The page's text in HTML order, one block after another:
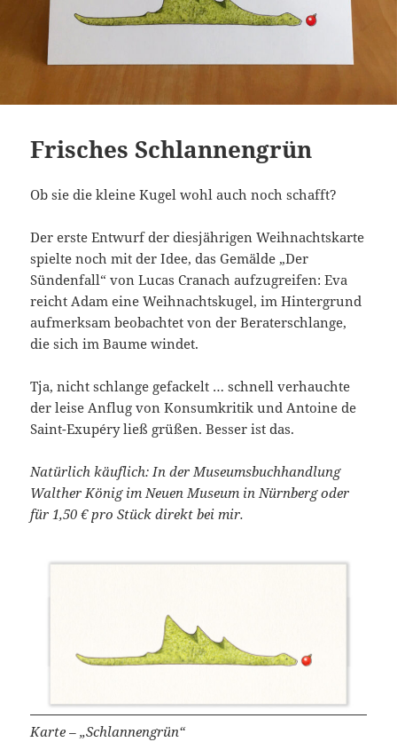
Frisches Schlannengrün
Ob sie die kleine Kugel wohl auch noch schafft?
Der erste Entwurf der diesjährigen Weihnachtskarte
spielte noch mit der Idee, das Gemälde „Der
Sündenfall“ von Lucas Cranach aufzugreifen: Eva
reicht Adam eine Weihnachtskugel, im Hintergrund
aufmerksam beobachtet von der Beraterschlange,
die sich im Baume windet.
Tja, nicht schlange gefackelt … schnell verhauchte
der leise Anflug von Konsumkritik und Antoine de
Saint-Exupéry ließ grüßen. Besser ist das.
Natürlich käuflich: In der Museumsbuchhandlung
Walther König im Neuen Museum in Nürnberg oder
für 1,50 € pro Stück direkt bei mir.
Karte – „Schlannengrün“